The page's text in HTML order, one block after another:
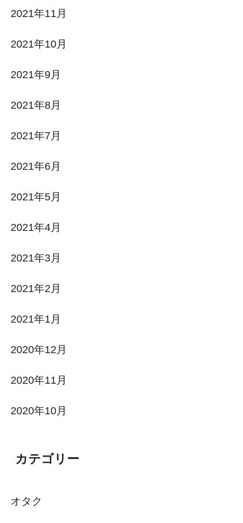
2021年11月
2021年10月
2021年9月
2021年8月
2021年7月
2021年6月
2021年5月
2021年4月
2021年3月
2021年2月
2021年1月
2020年12月
2020年11月
2020年10月
カテゴリー
オタク